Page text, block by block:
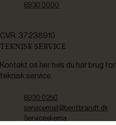
8930 0000
CVR: 37238910
TEKNISK SERVICE
Kontakt os her hvis du har brug for
teknisk service.
8930 0250
servicemail@bentbrandt.dk
Serviceskema